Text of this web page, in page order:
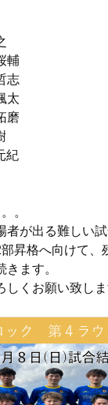
輔
志
太
磨
紀
。
者が出る難しい
昇格へ向けて、
ます。
しくお願い致しま